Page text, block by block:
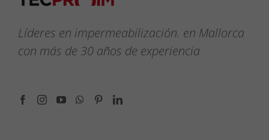
Líderes en impermeabilización. en Mallorca
con más de 30 años de experiencia